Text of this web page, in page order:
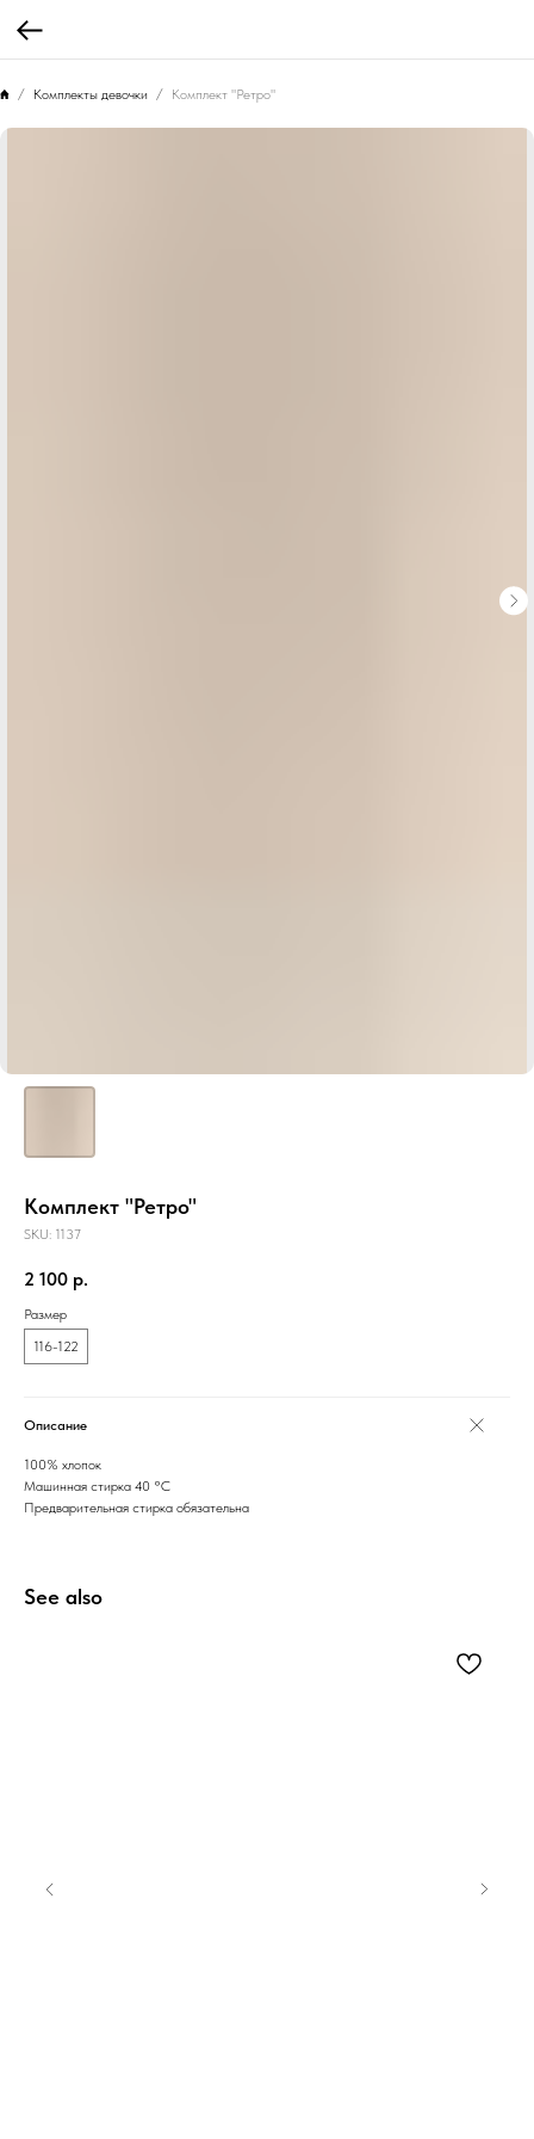
Комплекты девочки Комплект "Ретро"
Комплект "Ретро"
SKU: 1137
2 100 р.
Размер
116-122
Описание
100% хлопок
Машинная стирка 40 °C
Предварительная стирка обязательна
See also